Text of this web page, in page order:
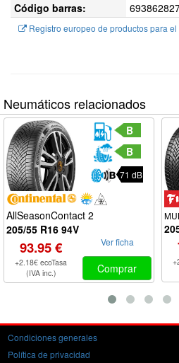
Código barras:
Registro europeo de productos para
Neumáticos relacionados
B
B
71 dB
AllSeasonContact 2
205/55 R16 94V
93.95 €
+2.18€ ecoTasa
(IVA inc.)
Ver ficha
Comprar
Condiciones generales
Política de privacidad